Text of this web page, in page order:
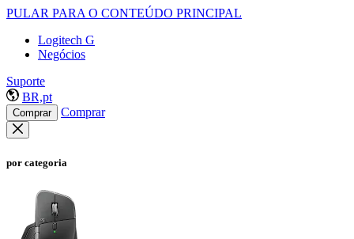
PULAR PARA O CONTEÚDO PRINCIPAL
Logitech G
Negócios
Suporte
BR,pt
Comprar Comprar
por categoria